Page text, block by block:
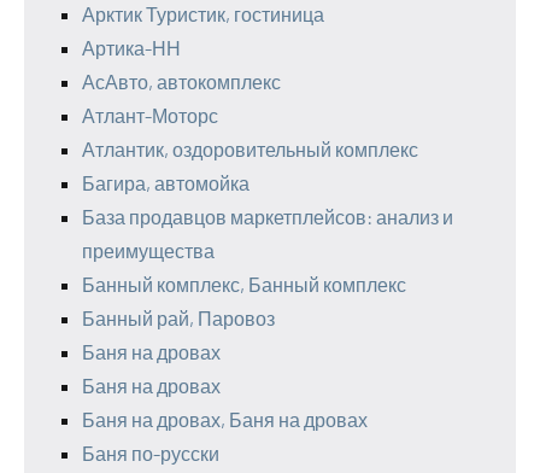
Арктик Туристик, гостиница
Артика-НН
АсАвто, автокомплекс
Атлант-Моторс
Атлантик, оздоровительный комплекс
Багира, автомойка
База продавцов маркетплейсов: анализ и
преимущества
Банный комплекс, Банный комплекс
Банный рай, Паровоз
Баня на дровах
Баня на дровах
Баня на дровах, Баня на дровах
Баня по-русски